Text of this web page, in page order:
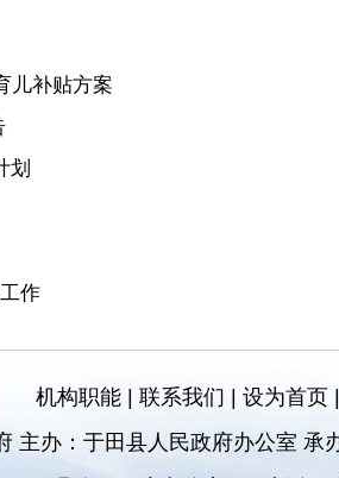
儿补贴方案
划
作
机构职能| 联系我们 | 设为首页|
主办：于田县人民政府办公室 承